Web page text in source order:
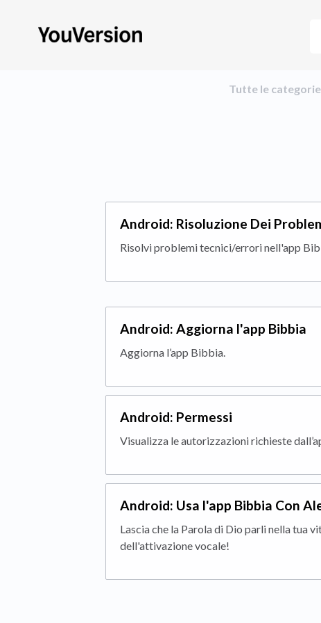
Tutte le categorie
Android: Risoluzione Dei
Risolvi problemi tecnici/errori nell'app
Android: Aggiorna l'app Bibbia
Aggiorna l’app Bibbia.
Android: Permessi
Visualizza le autorizzazioni richieste
Android: Usa l'app Bibbia Con
Lascia che la Parola di Dio parli nella tua
dell'attivazione vocale!